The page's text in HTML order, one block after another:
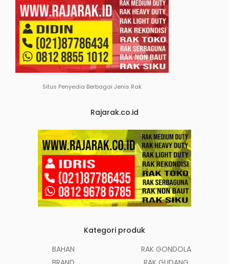
Situs Penyedia Berbagai Jenis Rak
Rajarak.co.id
Kategori produk
BAHAN
RAK GONDOLA